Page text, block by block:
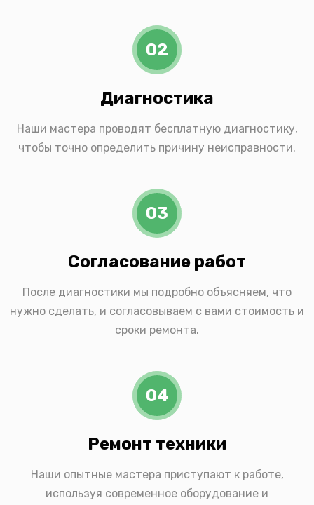
02
Диагностика
Наши мастера проводят бесплатную диагностику,
чтобы точно определить причину неисправности.
03
Согласование работ
После диагностики мы подробно объясняем, что
нужно сделать, и согласовываем с вами стоимость и
сроки ремонта.
04
Ремонт техники
Наши опытные мастера приступают к работе,
используя современное оборудование и